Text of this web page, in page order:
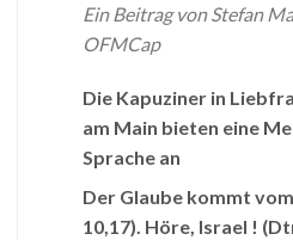
Ein Beitrag von Stefan
OFMCap
Die Kapuziner in
am Main bieten eine
Sprache an
Der Glaube kommt
10,17). Höre, Israel !